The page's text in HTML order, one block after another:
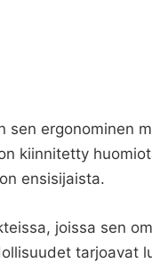
ergonominen
kiinnitetty
ensisijaista.
joissa sen
tarjoavat